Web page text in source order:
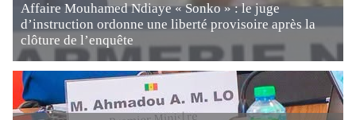
Affaire Mouhamed Ndiaye « Sonko » : le juge
d’instruction ordonne une liberté provisoire après la
clôture de l’enquête